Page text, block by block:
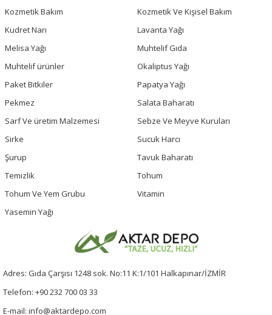
Kozmetik Bakım
Kozmetik Ve Kişisel Bakım
Kudret Narı
Lavanta Yağı
Melisa Yağı
Muhtelif Gıda
Muhtelif ürünler
Okaliptus Yağı
Paket Bitkiler
Papatya Yağı
Pekmez
Salata Baharatı
Sarf Ve üretim Malzemesi
Sebze Ve Meyve Kuruları
Sirke
Sucuk Harcı
Şurup
Tavuk Baharatı
Temizlik
Tohum
Tohum Ve Yem Grubu
Vitamin
Yasemin Yağı
Adres: Gıda Çarşısı 1248 sok. No:11 K:1/101 Halkapınar/İZMİR
Telefon: +90 232 700 03 33
E-mail: info@aktardepo.com